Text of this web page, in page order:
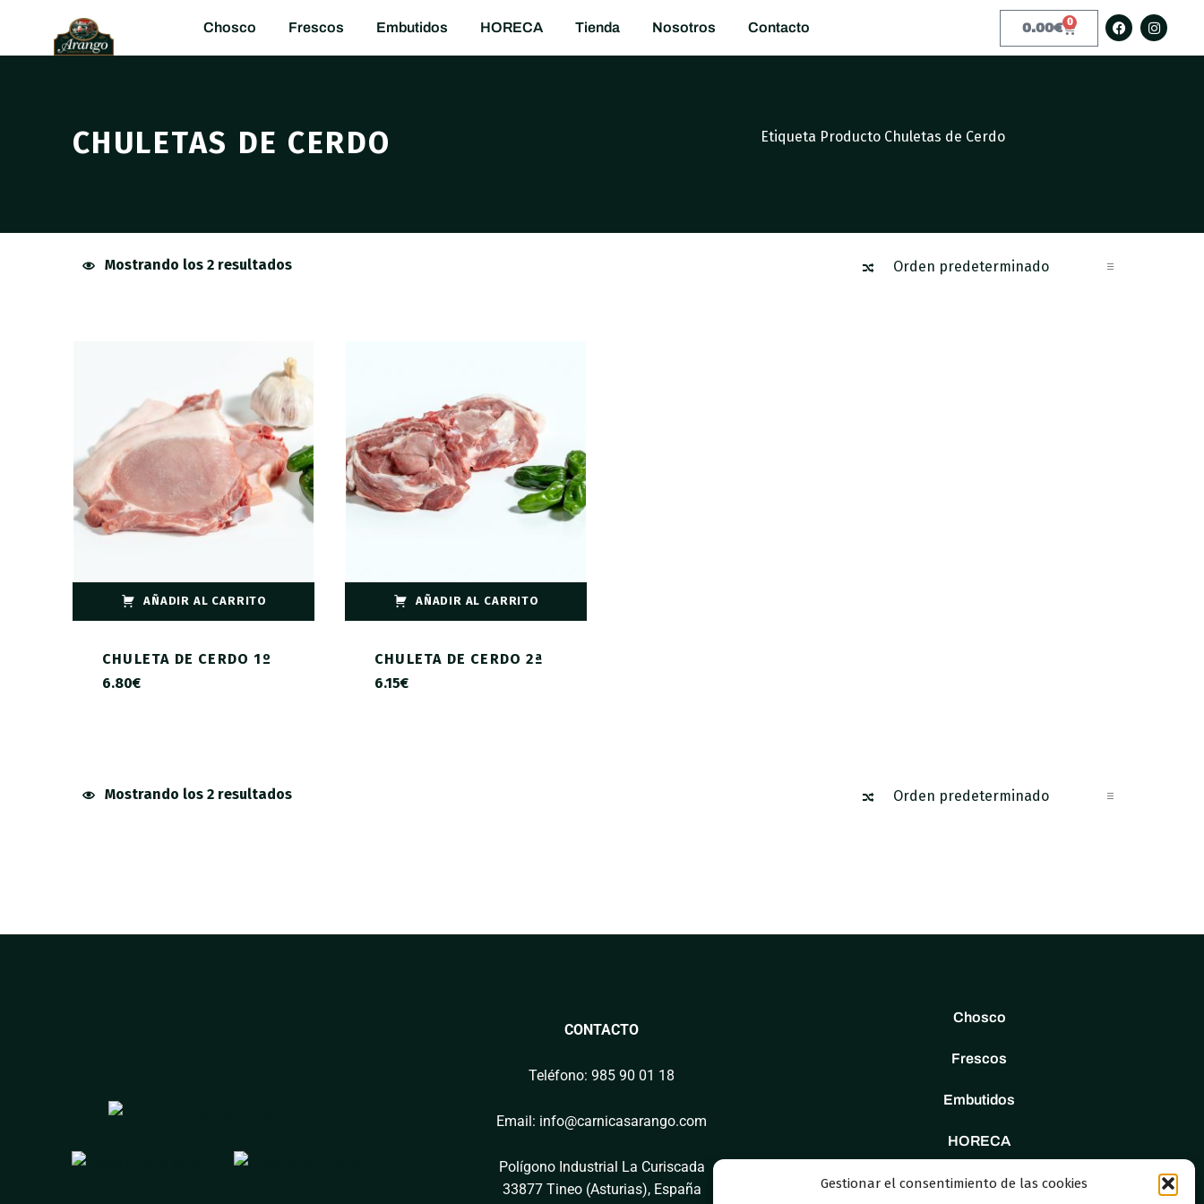
Gestionar el consentimiento de las cookies
Chosco Frescos Embutidos HORECA Tienda Nosotros Contacto 0.00€ 0
CHULETAS DE CERDO Etiqueta Producto Chuletas de Cerdo
Mostrando los 2 resultados
AÑADIR AL CARRITO
CHULETA DE CERDO 1º
6.80€
AÑADIR AL CARRITO
CHULETA DE CERDO 2ª
6.15€
Mostrando los 2 resultados
CONTACTO
Teléfono: 985 90 01 18
Email: info@carnicasarango.com
Polígono Industrial La Curiscada
33877 Tineo (Asturias), España
Chosco
Frescos
Embutidos
HORECA
Tienda